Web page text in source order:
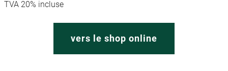
TVA 20% incluse
vers le shop online